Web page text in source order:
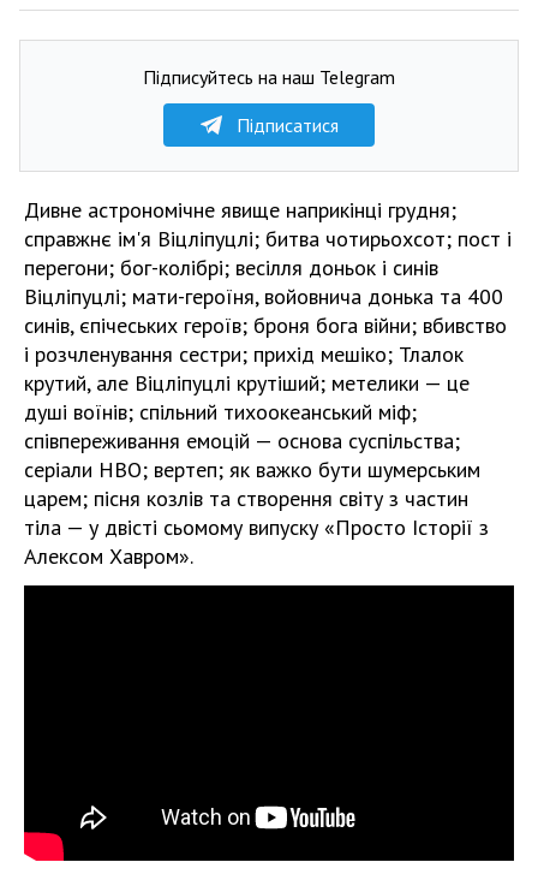
Підписуйтесь на наш Telegram
Підписатися
Дивне астрономічне явище наприкінці грудня;
справжнє ім'я Віцліпуцлі; битва чотирьохсот; пост і
перегони; бог-колібрі; весілля доньок і синів
Віцліпуцлі; мати-героїня, войовнича донька та 400
синів, єпічеських героїв; броня бога війни; вбивство
і розчленування сестри; прихід мешіко; Тлалок
крутий, але Віцліпуцлі крутіший; метелики — це
душі воїнів; спільний тихоокеанський міф;
співпереживання емоцій — основа суспільства;
серіали HBO; вертеп; як важко бути шумерським
царем; пісня козлів та створення світу з частин
тіла — у двісті сьомому випуску «Просто Історії з
Алексом Хавром».